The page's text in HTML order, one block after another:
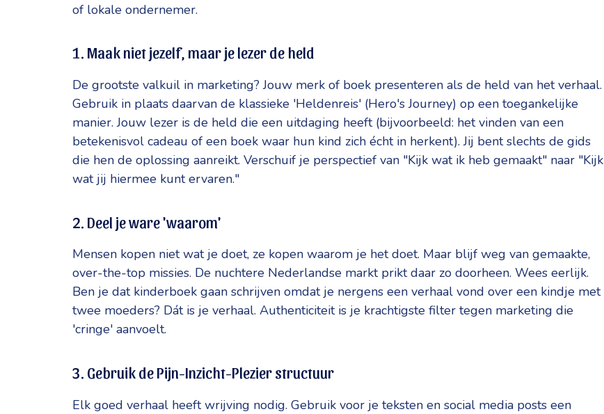
of lokale ondernemer.
1. Maak niet jezelf, maar je lezer de held
De grootste valkuil in marketing? Jouw merk of boek presenteren als de held van het verhaal.
Gebruik in plaats daarvan de klassieke 'Heldenreis' (Hero's Journey) op een toegankelijke
manier. Jouw lezer is de held die een uitdaging heeft (bijvoorbeeld: het vinden van een
betekenisvol cadeau of een boek waar hun kind zich écht in herkent). Jij bent slechts de gids
die hen de oplossing aanreikt. Verschuif je perspectief van "Kijk wat ik heb gemaakt" naar "Kijk
wat jij hiermee kunt ervaren."
2. Deel je ware 'waarom'
Mensen kopen niet wat je doet, ze kopen waarom je het doet. Maar blijf weg van gemaakte,
over-the-top missies. De nuchtere Nederlandse markt prikt daar zo doorheen. Wees eerlijk.
Ben je dat kinderboek gaan schrijven omdat je nergens een verhaal vond over een kindje met
twee moeders? Dát is je verhaal. Authenticiteit is je krachtigste filter tegen marketing die
'cringe' aanvoelt.
3. Gebruik de Pijn-Inzicht-Plezier structuur
Elk goed verhaal heeft wrijving nodig. Gebruik voor je teksten en social media posts een